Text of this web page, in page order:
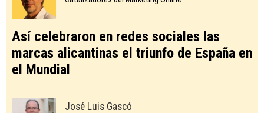
Así celebraron en redes sociales las
marcas alicantinas el triunfo de España en
el Mundial
José Luis Gascó